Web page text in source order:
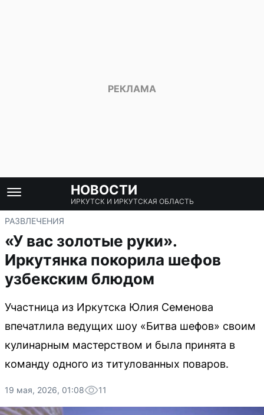
НОВОСТИ
ИРКУТСК И ИРКУТСКАЯ ОБЛАСТЬ
РАЗВЛЕЧЕНИЯ
«У вас золотые руки».
Иркутянка покорила шефов
узбекским блюдом
Участница из Иркутска Юлия Семенова
впечатлила ведущих шоу «Битва шефов» своим
кулинарным мастерством и была принята в
команду одного из титулованных поваров.
19 мая, 2026, 01:08 11